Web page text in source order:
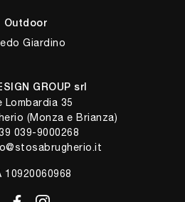
Outdoor
Giardino
GROUP srl
Lombardia 35
(Monza e Brianza)
039-9000268
10920060968